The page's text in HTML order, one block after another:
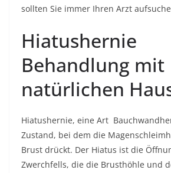
sollten Sie immer Ihren Arzt
Hiatushernie
Behandlung mit
natürlichen
Hiatushernie, eine Art
Zustand, bei dem die
Brust drückt. Der Hiatus ist die
Zwerchfells, die die Brusthöhle und